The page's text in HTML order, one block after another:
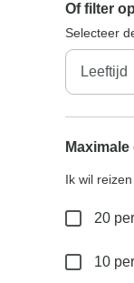
Of filter
Selecteer
Ik wil
20
10